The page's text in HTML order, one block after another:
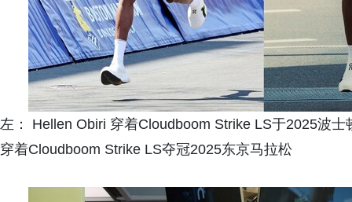
左： Hellen Obiri 穿着Cloudboom Strike LS于2025波
穿着Cloudboom Strike LS夺冠2025东京马拉松